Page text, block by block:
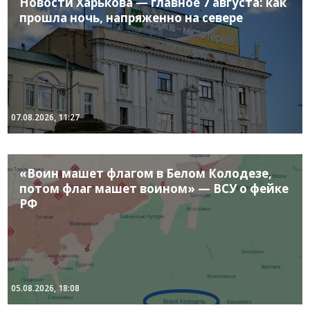
прошла ночь, напряженно на севере
07.08.2026, 11:27
«Воин машет флагом в Белом Колодезе,
потом флаг машет воином» — ВСУ о фейке
РФ
05.08.2026, 18:08